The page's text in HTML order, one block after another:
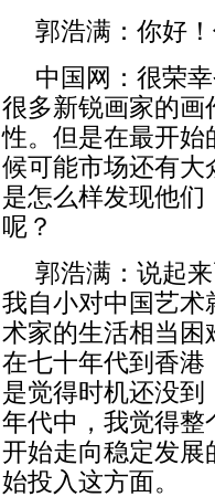
郭浩满：你好
中国网：很荣
很多新锐画家的画
性。但是在最开始
候可能市场还有大
是怎么样发现他
呢？
郭浩满：说起
我自小对中国艺术
术家的生活相当
在七十年代到香港
是觉得时机还没
年代中，我觉得整
开始走向稳定发展
始投入这方面。